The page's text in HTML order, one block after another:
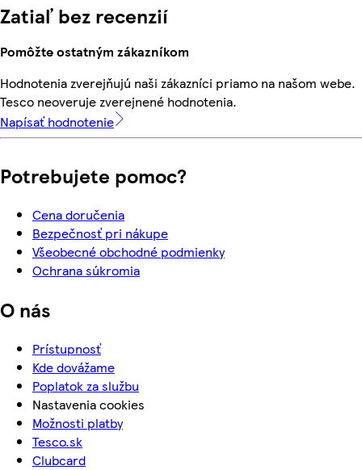
Zatiaľ bez recenzií
Pomôžte ostatným zákazníkom
Hodnotenia zverejňujú naši zákazníci priamo na našom webe.
Tesco neoveruje zverejnené hodnotenia.
Napísať hodnotenie
Potrebujete pomoc?
Cena doručenia
Bezpečnosť pri nákupe
Všeobecné obchodné podmienky
Ochrana súkromia
O nás
Prístupnosť
Kde dovážame
Poplatok za službu
Nastavenia cookies
Možnosti platby
Tesco.sk
Clubcard